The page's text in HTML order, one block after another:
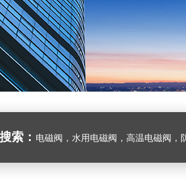
索： 电磁阀，水用电磁阀，高温电磁阀，防爆电磁阀，不